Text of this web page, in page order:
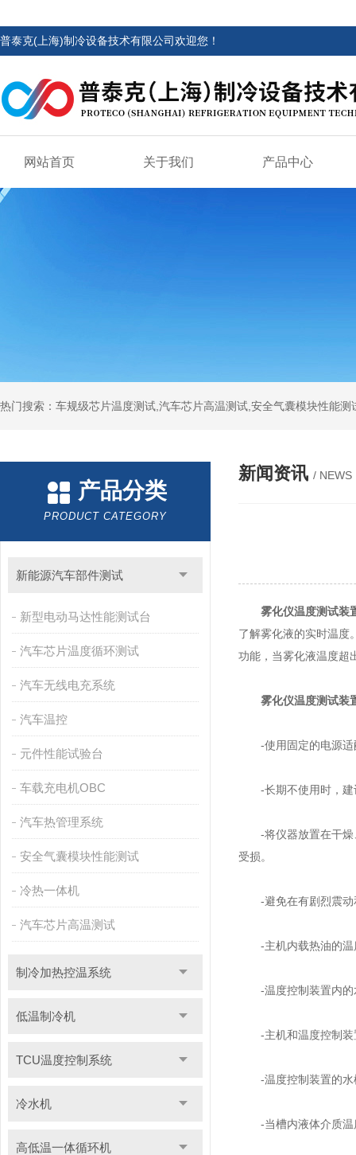
普泰克(上海)制冷设备技术有限公司欢迎您！
网站首页 关于我们 产品中心
热门搜索：车规级芯片温度测试,汽车芯片高温测试,安全气囊模块性能测
产品分类
PRODUCT CATEGORY
新能源汽车部件测试
新型电动马达性能测试台
汽车芯片温度循环测试
汽车无线电充系统
汽车温控
元件性能试验台
车载充电机OBC
汽车热管理系统
安全气囊模块性能测试
冷热一体机
汽车芯片高温测试
制冷加热控温系统
低温制冷机
TCU温度控制系统
冷水机
高低温一体循环机
新闻资讯 / NEWS
雾化仪温度测试装
了解雾化液的实时温度
功能，当雾化液温度超
雾化仪温度测试装
-使用固定的电源适
-长期不使用时，建
-将仪器放置在干燥
受损。
-避免在有剧烈震动
-主机内载热油的温
-温度控制装置内的
-主机和温度控制装
-温度控制装置的水
-当槽内液体介质温